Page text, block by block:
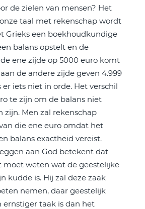
de zielen van mensen? Het
taal met rekenschap wordt
Grieks een boekhoudkundige
balans opstelt en de
ene zijde op 5000 euro komt
de andere zijde geven 4.999
er iets niet in orde. Het verschil
te zijn om de balans niet
zijn. Men zal rekenschap
die ene euro omdat het
balans exactheid vereist.
aan God betekent dat
moet weten wat de geestelijke
kudde is. Hij zal deze zaak
nemen, daar geestelijk
ernstiger taak is dan het